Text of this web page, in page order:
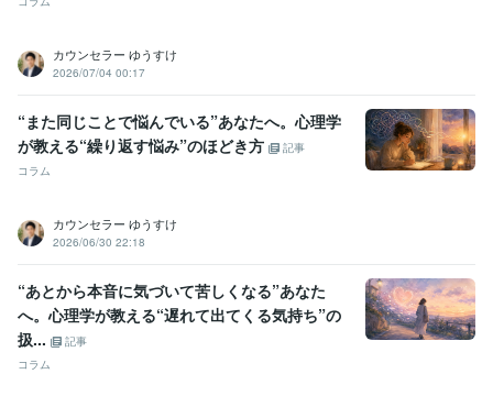
カウンセラー ゆうすけ
2026/07/04 00:17
“また同じことで悩んでいる”あなたへ。心理学
が教える“繰り返す悩み”のほどき方
記事
コラム
カウンセラー ゆうすけ
2026/06/30 22:18
“あとから本音に気づいて苦しくなる”あなた
へ。心理学が教える“遅れて出てくる気持ち”の
扱...
記事
コラム